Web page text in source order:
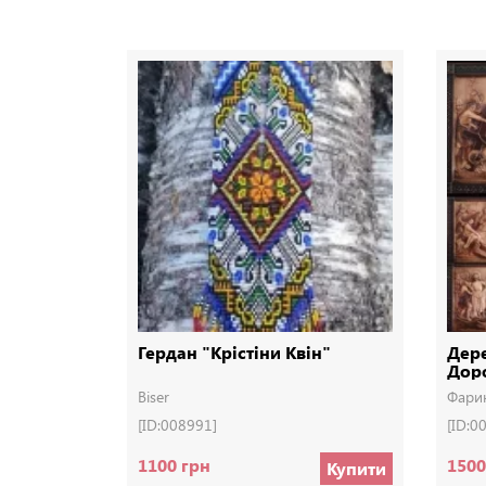
Гердан "Крістіни Квін"
Biser
[ID:008991]
1100 грн Купити